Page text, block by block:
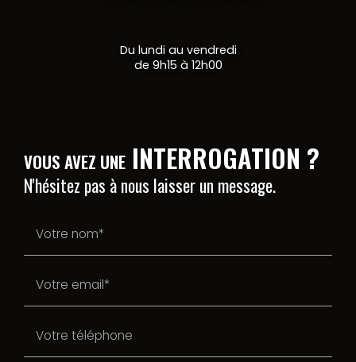
Du lundi au vendredi
de 9h15 à 12h00
VOUS AVEZ UNE INTERROGATION ?
N'hésitez pas à nous laisser un message.